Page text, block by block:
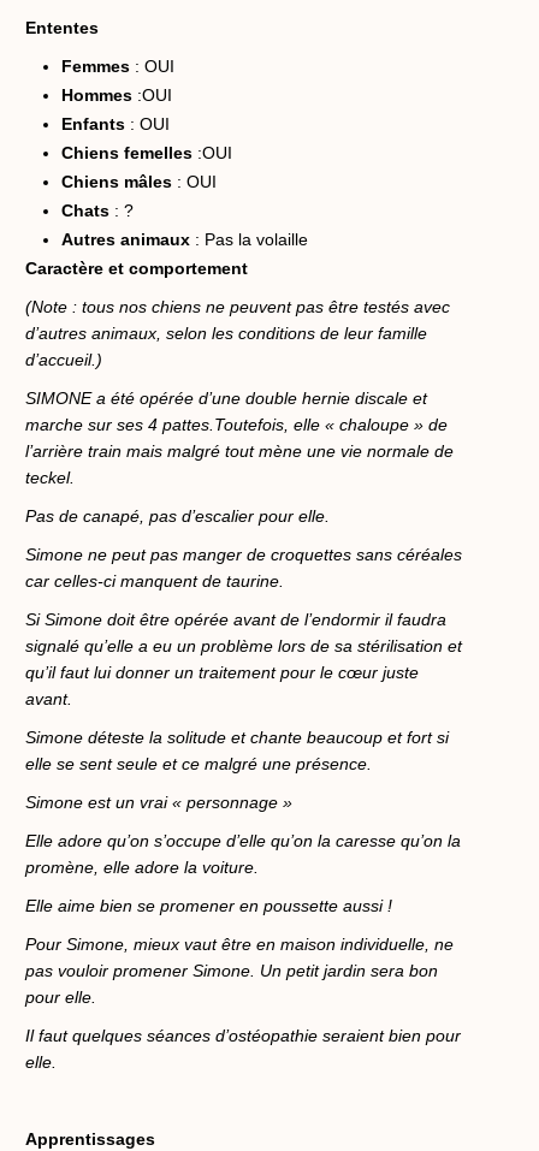
Ententes
Femmes : OUI
Hommes :OUI
Enfants : OUI
Chiens femelles :OUI
Chiens mâles : OUI
Chats : ?
Autres animaux : Pas la volaille
Caractère et comportement
(Note : tous nos chiens ne peuvent pas être testés avec
d’autres animaux, selon les conditions de leur famille
d’accueil.)
SIMONE a été opérée d’une double hernie discale et
marche sur ses 4 pattes.Toutefois, elle « chaloupe » de
l’arrière train mais malgré tout mène une vie normale de
teckel.
Pas de canapé, pas d’escalier pour elle.
Simone ne peut pas manger de croquettes sans céréales
car celles-ci manquent de taurine.
Si Simone doit être opérée avant de l’endormir il faudra
signalé qu’elle a eu un problème lors de sa stérilisation et
qu’il faut lui donner un traitement pour le cœur juste
avant.
Simone déteste la solitude et chante beaucoup et fort si
elle se sent seule et ce malgré une présence.
Simone est un vrai « personnage »
Elle adore qu’on s’occupe d’elle qu’on la caresse qu’on la
promène, elle adore la voiture.
Elle aime bien se promener en poussette aussi !
Pour Simone, mieux vaut être en maison individuelle, ne
pas vouloir promener Simone. Un petit jardin sera bon
pour elle.
Il faut quelques séances d’ostéopathie seraient bien pour
elle.
Apprentissages